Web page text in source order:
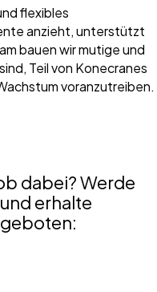
flexibles
anzieht, unterstützt
bauen wir mutige und
Teil von Konecranes
voranzutreiben.
dabei? Werde
erhalte